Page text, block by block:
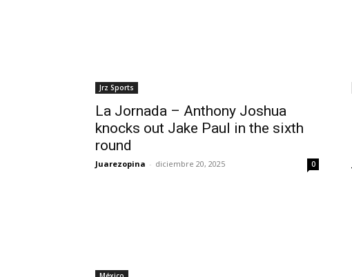
Jrz Sports
La Jornada – Anthony Joshua
knocks out Jake Paul in the sixth
round
Juarezopina - diciembre 20, 2025 0